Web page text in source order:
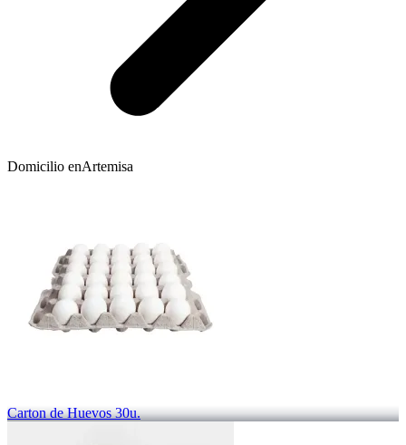
Domicilio enArtemisa
Carton de Huevos 30u.